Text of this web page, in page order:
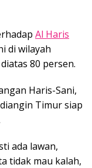
Al Haris
di wilayah
80 persen.
Haris-Sani,
Timur siap
ada lawan,
tidak mau kalah,